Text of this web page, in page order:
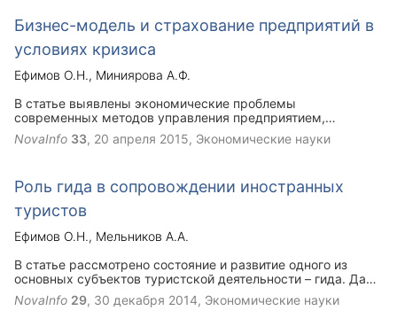
Бизнес-модель и страхование предприятий в
условиях кризиса
Ефимов О.Н.
Миниярова А.Ф.
В статье выявлены экономические проблемы
современных методов управления предприятием,
раскрывается сущность и необходимость в
стратегическом и антикризисном управлении
преимущества в условиях кризиса.
NovaInfo 33, 20 апреля 2015, Экономические науки
Роль гида в сопровождении иностранных
туристов
Ефимов О.Н.
Мельников А.А.
В статье рассмотрено состояние и развитие одного из
основных субъектов туристской деятельности – гида. Дано
описание видов туристского маршрута и место в нем гида.
Выделены особенности работы по сопровождению
NovaInfo 29, 30 декабря 2014, Экономические науки